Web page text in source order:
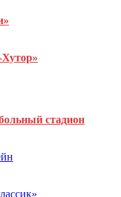
стадион